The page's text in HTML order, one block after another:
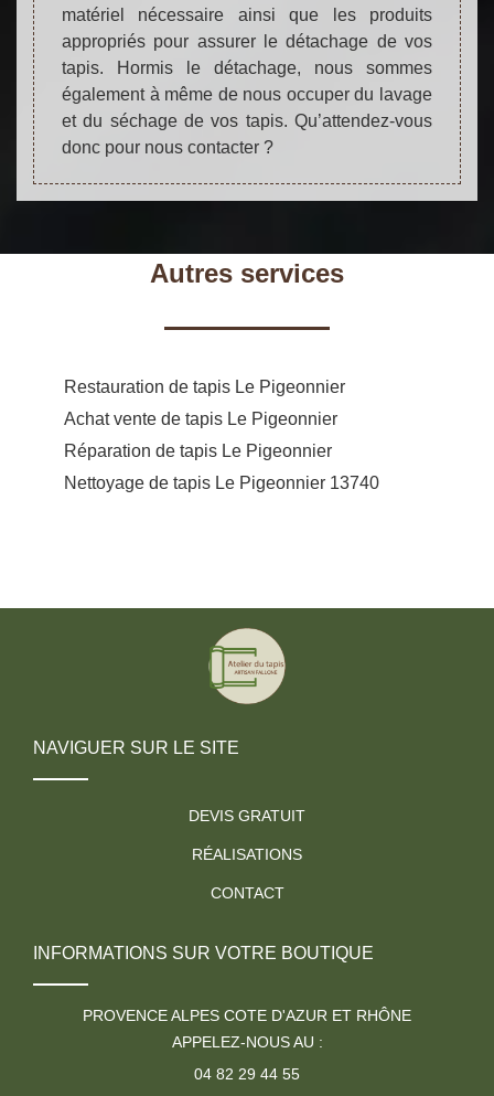
matériel nécessaire ainsi que les produits
appropriés pour assurer le détachage de vos
tapis. Hormis le détachage, nous sommes
également à même de nous occuper du lavage
et du séchage de vos tapis. Qu’attendez-vous
donc pour nous contacter ?
Autres services
Restauration de tapis Le Pigeonnier
Achat vente de tapis Le Pigeonnier
Réparation de tapis Le Pigeonnier
Nettoyage de tapis Le Pigeonnier 13740
NAVIGUER SUR LE SITE
DEVIS GRATUIT
RÉALISATIONS
CONTACT
INFORMATIONS SUR VOTRE BOUTIQUE
PROVENCE ALPES COTE D'AZUR ET RHÔNE
APPELEZ-NOUS AU :
04 82 29 44 55